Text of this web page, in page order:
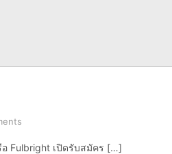
Fulbright เปิดรับสมัคร […]